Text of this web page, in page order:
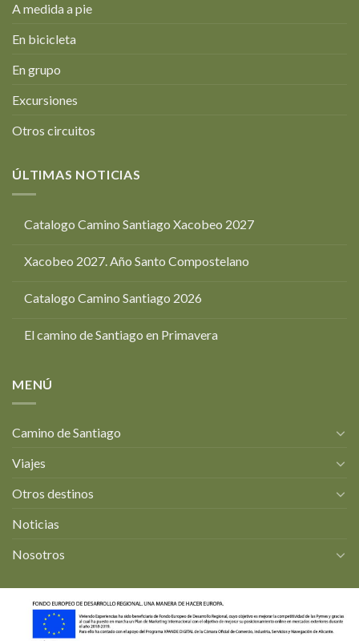
A medida a pie
En bicicleta
En grupo
Excursiones
Otros circuitos
ÚLTIMAS NOTICIAS
Catalogo Camino Santiago Xacobeo 2027
Xacobeo 2027. Año Santo Compostelano
Catalogo Camino Santiago 2026
El camino de Santiago en Primavera
MENÚ
Camino de Santiago
Viajes
Otros destinos
Noticias
Nosotros